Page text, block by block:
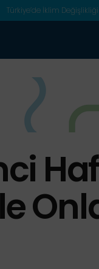
Türkiye’de İklim Değişlikliği